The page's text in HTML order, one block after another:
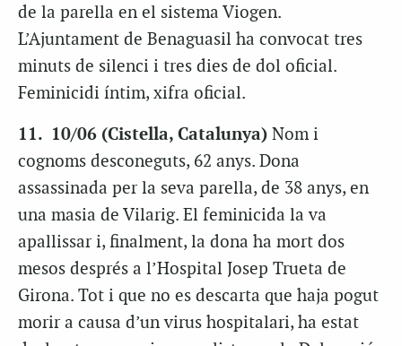
de la parella en el sistema Viogen.
L’Ajuntament de Benaguasil ha convocat tres
minuts de silenci i tres dies de dol oficial.
Feminicidi íntim, xifra oficial.
11. 10/06 (Cistella, Catalunya) Nom i
cognoms desconeguts, 62 anys. Dona
assassinada per la seva parella, de 38 anys, en
una masia de Vilarig. El feminicida la va
apallissar i, finalment, la dona ha mort dos
mesos després a l’Hospital Josep Trueta de
Girona. Tot i que no es descarta que haja pogut
morir a causa d’un virus hospitalari, ha estat